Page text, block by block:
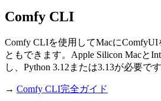
Comfy CLI
Comfy CLIを使用してMacに
ともできます。Apple Silicon Macと
し、Python 3.12または3.13が必要です
→ Comfy CLI完全ガイド